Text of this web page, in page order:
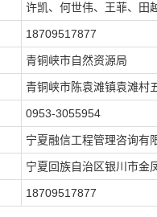
许凯、何世伟、王菲、田
18709517877
青铜峡市自然资源局
青铜峡市陈袁滩镇袁滩村
0953-3055954
宁夏融信工程管理咨询有
宁夏回族自治区银川市金
18709517877